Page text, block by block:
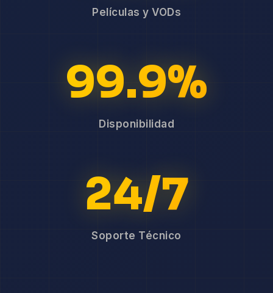
Películas y VODs
99.9%
Disponibilidad
24/7
Soporte Técnico